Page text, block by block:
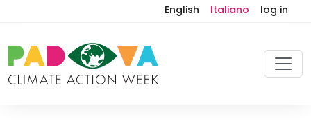
English Italiano log in